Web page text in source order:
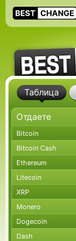
Таблица
Bitcoin
Bitcoin Cash
Ethereum
Litecoin
XRP
Monero
Dogecoin
Dash